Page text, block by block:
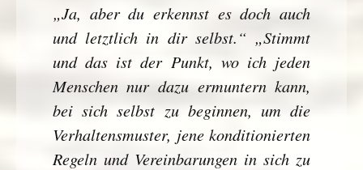
„Ja, aber du erkennst es doch auch
und letztlich in dir selbst.“ „Stimmt
und das ist der Punkt, wo ich jeden
Menschen nur dazu ermuntern kann,
bei sich selbst zu beginnen, um die
Verhaltensmuster, jene konditionierten
Regeln und Vereinbarungen in sich zu